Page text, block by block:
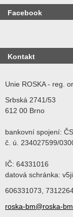
Facebook
Kontakt
Unie ROSKA - reg.
Srbská 2741/53
612 00 Brno
bankovní spojení:
č. ú. 234027599/
IČ: 64331016
datová schránka:
606331073,
roska-bm@roska-